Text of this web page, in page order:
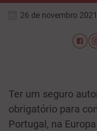
26 de novembro 2021
Ter um seguro
obrigatório para
Portugal, na